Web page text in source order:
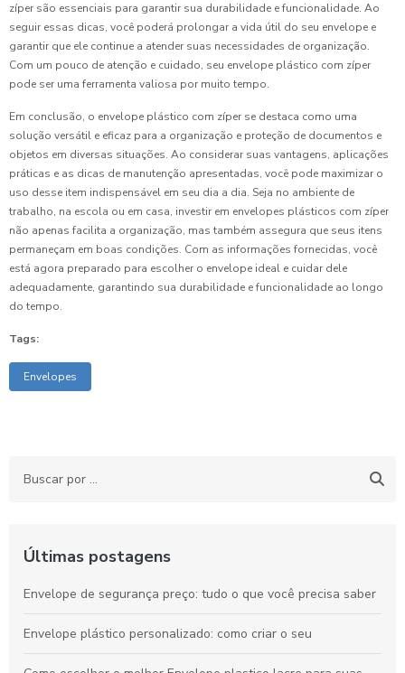
zíper são essenciais para garantir sua durabilidade e funcionalidade. Ao
seguir essas dicas, você poderá prolongar a vida útil do seu envelope e
garantir que ele continue a atender suas necessidades de organização.
Com um pouco de atenção e cuidado, seu envelope plástico com zíper
pode ser uma ferramenta valiosa por muito tempo.
Em conclusão, o envelope plástico com zíper se destaca como uma
solução versátil e eficaz para a organização e proteção de documentos e
objetos em diversas situações. Ao considerar suas vantagens, aplicações
práticas e as dicas de manutenção apresentadas, você pode maximizar o
uso desse item indispensável em seu dia a dia. Seja no ambiente de
trabalho, na escola ou em casa, investir em envelopes plásticos com zíper
não apenas facilita a organização, mas também assegura que seus itens
permaneçam em boas condições. Com as informações fornecidas, você
está agora preparado para escolher o envelope ideal e cuidar dele
adequadamente, garantindo sua durabilidade e funcionalidade ao longo
do tempo.
Tags:
Envelopes
Últimas postagens
Envelope de segurança preço: tudo o que você precisa saber
Envelope plástico personalizado: como criar o seu